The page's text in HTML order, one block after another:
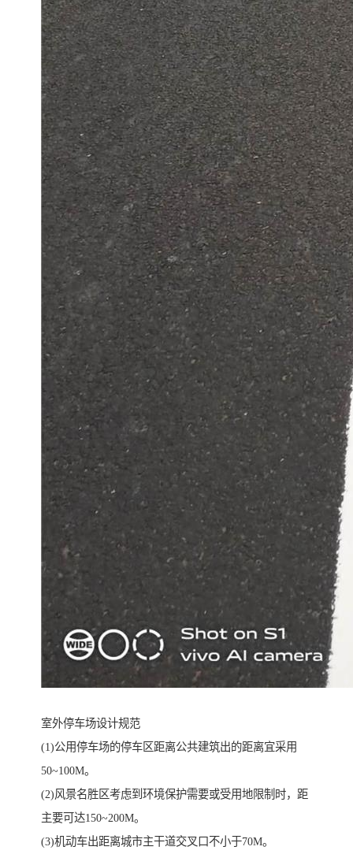
室外停车场设计规范
(1)公用停车场的停车区距离公共建筑出的距离宜采用
50~100M。
(2)风景名胜区考虑到环境保护需要或受用地限制时，距
主要可达150~200M。
(3)机动车出距离城市主干道交叉口不小于70M。